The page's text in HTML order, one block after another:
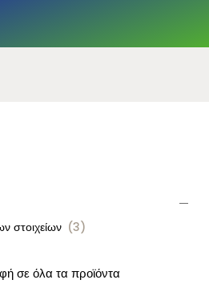
στοιχείων (3)
σε όλα τα προϊόντα